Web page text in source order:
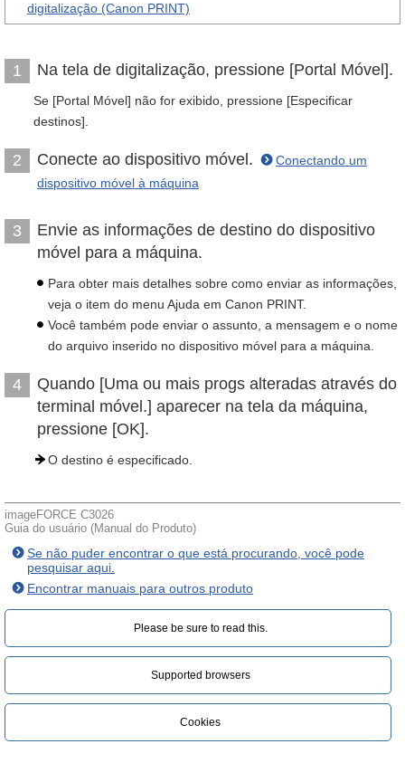
digitalização (Canon PRINT)
1 Na tela de digitalização, pressione [Portal Móvel].
Se [Portal Móvel] não for exibido, pressione [Especificar
destinos].
2 Conecte ao dispositivo móvel.
Conectando um
dispositivo móvel à máquina
3
Envie as informações de destino do dispositivo
móvel para a máquina.
Para obter mais detalhes sobre como enviar as informações,
veja o item do menu Ajuda em Canon PRINT.
Você também pode enviar o assunto, a mensagem e o nome
do arquivo inserido no dispositivo móvel para a máquina.
4
Quando [Uma ou mais progs alteradas através do
terminal móvel.] aparecer na tela da máquina,
pressione [OK].
O destino é especificado.
imageFORCE C3026
Guia do usuário (Manual do Produto)
Se não puder encontrar o que está procurando, você pode
pesquisar aqui.
Encontrar manuais para outros produto
Please be sure to read this.‎
Supported browsers
Cookies